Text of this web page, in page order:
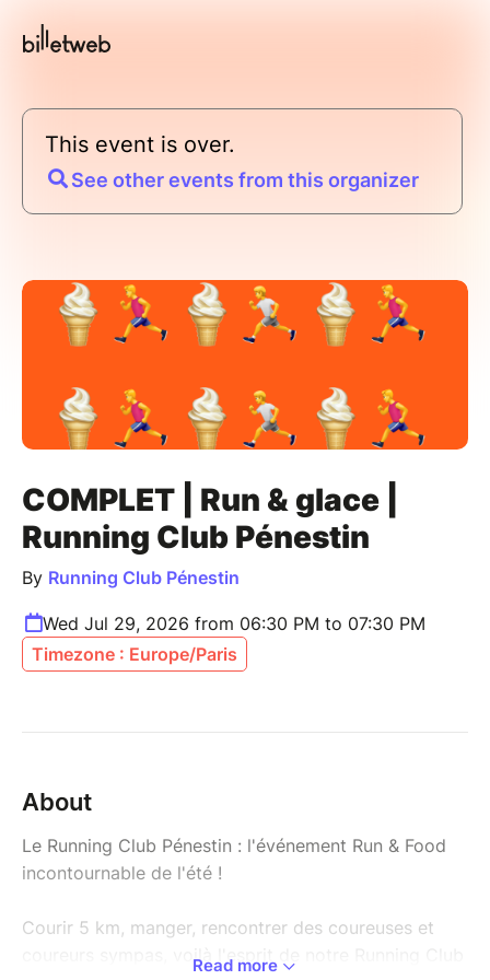
This event is over.
See other events from this organizer
COMPLET | Run & glace |
Running Club Pénestin
By Running Club Pénestin
Wed Jul 29, 2026 from 06:30 PM to 07:30 PM
Timezone : Europe/Paris
About
Le Running Club Pénestin : l'événement Run & Food
incontournable de l'été !
Courir 5 km, manger, rencontrer des coureuses et
coureurs sympas, voilà l'esprit de notre Running Club
Read more